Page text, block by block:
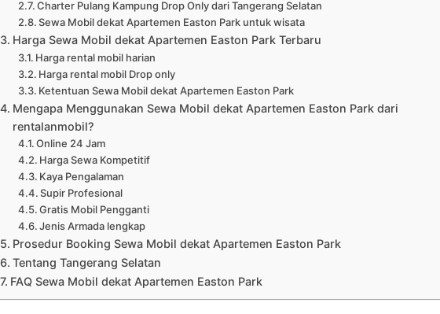
Charter Pulang Kampung Drop Only dari Tangerang Selatan
Sewa Mobil dekat Apartemen Easton Park untuk wisata
Harga Sewa Mobil dekat Apartemen Easton Park Terbaru
Harga rental mobil harian
Harga rental mobil Drop only
Ketentuan Sewa Mobil dekat Apartemen Easton Park
Mengapa Menggunakan Sewa Mobil dekat Apartemen Easton Park dari
rentalanmobil?
Online 24 Jam
Harga Sewa Kompetitif
Kaya Pengalaman
Supir Profesional
Gratis Mobil Pengganti
Jenis Armada lengkap
Prosedur Booking Sewa Mobil dekat Apartemen Easton Park
Tentang Tangerang Selatan
FAQ Sewa Mobil dekat Apartemen Easton Park